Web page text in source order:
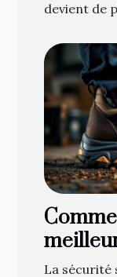
devient de
La sécurité